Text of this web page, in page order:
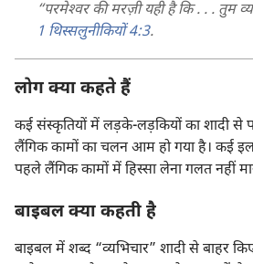
“परमेश्‍वर की मरज़ी यही है कि . . . तुम
1 थिस्सलुनीकियों 4:3.
लोग क्या कहते हैं
कई संस्कृतियों में लड़के-लड़कियों का शादी
लैंगिक कामों का चलन आम हो गया है। कई
पहले लैंगिक कामों में हिस्सा लेना गलत नहीं
बाइबल क्या कहती है
बाइबल में शब्द “व्यभिचार” शादी से बाहर